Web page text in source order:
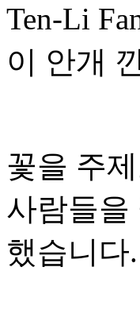
Ten-Li
이 안개
꽃을 주
사람들을
했습니다.